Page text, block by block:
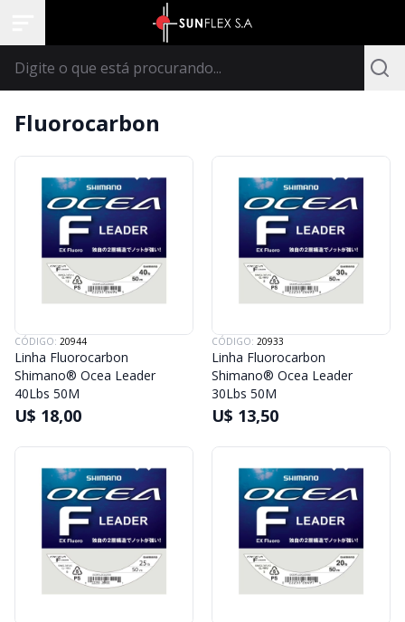
Fluorocarbon
CÓDIGO: 20944
Linha Fluorocarbon
Shimano® Ocea Leader
40Lbs 50M
U$ 18,00
CÓDIGO: 20933
Linha Fluorocarbon
Shimano® Ocea Leader
30Lbs 50M
U$ 13,50